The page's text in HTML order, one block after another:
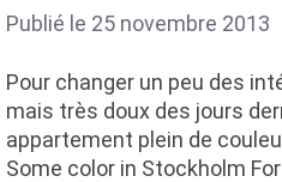
Publié le 25 novembre 2013
Pour changer un peu des
mais très doux des jours
appartement plein de
Some color in Stockholm